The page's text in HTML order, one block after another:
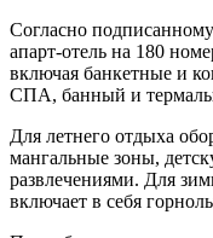
Согласно
апарт-отель на 180
включая банкетные и
СПА, банный и
Для летнего отдыха
мангальные зоны,
развлечениями. Для
включает в себя